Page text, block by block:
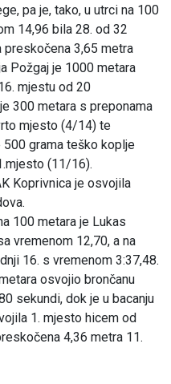
pa je, tako, u utrci na 100
14,96 bila 28. od 32
preskočena 3,65 metra
Požgaj je 1000 metara
mjestu od 20
300 metara s preponama
mjesto (4/14) te
grama teško koplje
(11/16).
Koprivnica je osvojila
100 metara je Lukas
vremenom 12,70, a na
16. s vremenom 3:37,48.
osvojio brončanu
sekundi, dok je u bacanju
1. mjesto hicem od
4,36 metra 11.